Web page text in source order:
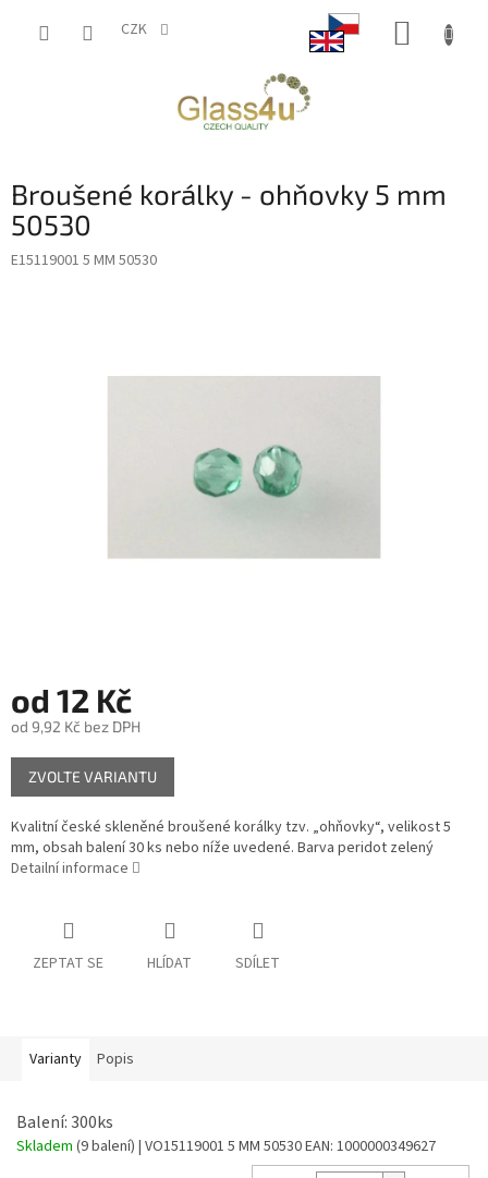
CZK
Broušené korálky - ohňovky 5 mm
50530
E15119001 5 MM 50530
od 12 Kč
od 9,92 Kč bez DPH
Měrná
cena:
ZVOLTE VARIANTU
Kvalitní české skleněné broušené korálky tzv. „ohňovky“, velikost 5
mm, obsah balení 30 ks nebo níže uvedené. Barva peridot zelený
Detailní informace
ZEPTAT SE HLÍDAT SDÍLET
Varianty Popis
Balení: 300ks
Skladem (9 balení) | VO15119001 5 MM 50530EAN: 1000000349627